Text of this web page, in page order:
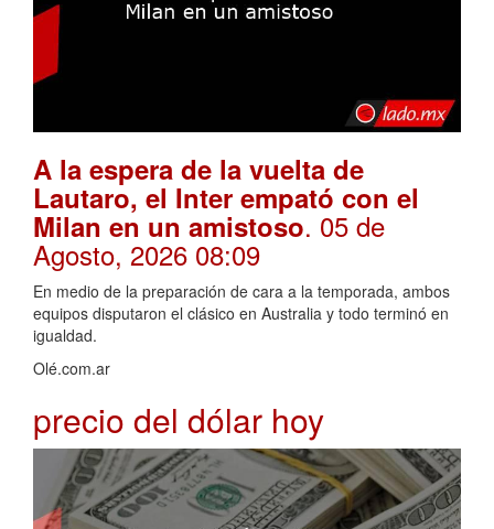
A la espera de la vuelta de
Lautaro, el Inter empató con el
Milan en un amistoso. 05 de
Agosto, 2026 08:09
En medio de la preparación de cara a la temporada, ambos
equipos disputaron el clásico en Australia y todo terminó en
igualdad.
Olé.com.ar
precio del dólar hoy